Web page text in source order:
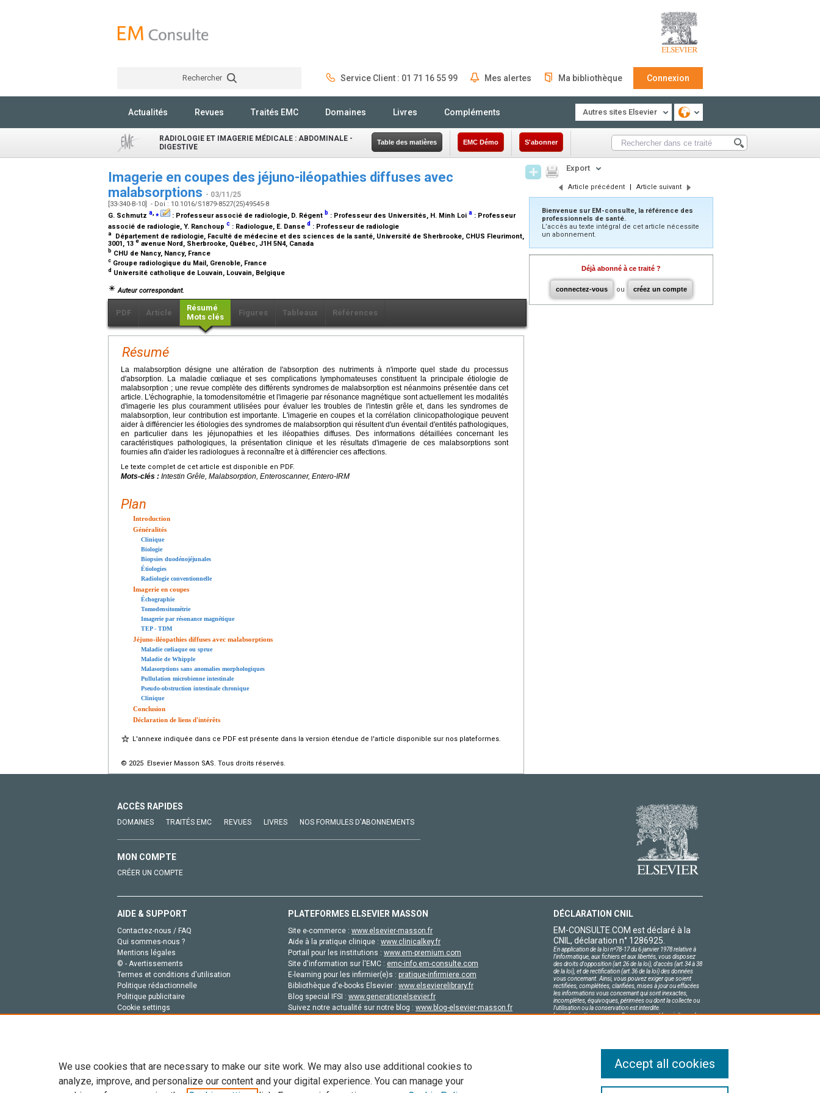
Rechercher Service Client : 01 71 16 55 99 Mes alertes Ma bibliothèque Connexion
Actualités Revues Traités EMC Domaines Livres Compléments Autres sites Elsevier
RADIOLOGIE ET IMAGERIE MÉDICALE : ABDOMINALE -
DIGESTIVE
Table des matières EMC Démo S'abonner
Imagerie en coupes des jéjuno-iléopathies diffuses avec
malabsorptions - 03/11/25
[33-340-B-10] - Doi : 10.1016/S1879-8527(25)49545-8
G. Schmutz a,⁎ : Professeur associé de radiologie, D. Régent b : Professeur des Universités, H. Minh Loi a : Professeur
associé de radiologie, Y. Ranchoup c : Radiologue, E. Danse d : Professeur de radiologie
a
Département de radiologie, Faculté de médecine et des sciences de la santé, Université de Sherbrooke, CHUS Fleurimont,
3001, 13 e avenue Nord, Sherbrooke, Québec, J1H 5N4, Canada
b CHU de Nancy, Nancy, France
c Groupe radiologique du Mail, Grenoble, France
d Université catholique de Louvain, Louvain, Belgique
Auteur correspondant.
PDF Article
Résumé
Mots clés
Figures Tableaux Références
Résumé
La malabsorption désigne une altération de l'absorption des nutriments à n'importe quel stade du processus
d'absorption. La maladie cœliaque et ses complications lymphomateuses constituent la principale étiologie de
malabsorption ; une revue complète des différents syndromes de malabsorption est néanmoins présentée dans cet
article. L'échographie, la tomodensitométrie et l'imagerie par résonance magnétique sont actuellement les modalités
d'imagerie les plus couramment utilisées pour évaluer les troubles de l'intestin grêle et, dans les syndromes de
malabsorption, leur contribution est importante. L'imagerie en coupes et la corrélation clinicopathologique peuvent
aider à différencier les étiologies des syndromes de malabsorption qui résultent d'un éventail d'entités pathologiques,
en particulier dans les jéjunopathies et les iléopathies diffuses. Des informations détaillées concernant les
caractéristiques pathologiques, la présentation clinique et les résultats d'imagerie de ces malabsorptions sont
fournies afin d'aider les radiologues à reconnaître et à différencier ces affections.
Le texte complet de cet article est disponible en PDF.
Mots-clés : Intestin Grêle, Malabsorption, Enteroscanner, Entero-IRM
Plan
Introduction
Généralités
Clinique
Biologie
Biopsies duodénojéjunales
Étiologies
Radiologie conventionnelle
Imagerie en coupes
Échographie
Tomodensitométrie
Imagerie par résonance magnétique
TEP - TDM
Jéjuno-iléopathies diffuses avec malabsorptions
Maladie cœliaque ou sprue
Maladie de Whipple
Malasorptions sans anomalies morphologiques
Pullulation microbienne intestinale
Pseudo-obstruction intestinale chronique
Clinique
Conclusion
Déclaration de liens d'intérêts
L'annexe indiquée dans ce PDF est présente dans la version étendue de l'article disponible sur nos plateformes.
© 2025 Elsevier Masson SAS. Tous droits réservés.
Export
Article précédent | Article suivant
Bienvenue sur EM-consulte, la référence des
professionnels de santé.
L’accès au texte intégral de cet article nécessite
un abonnement.
Déjà abonné à ce traité ?
connectez-vous ou créez un compte
ACCÈS RAPIDES
DOMAINES TRAITÉS EMC REVUES LIVRES NOS FORMULES D'ABONNEMENTS
MON COMPTE
CRÉER UN COMPTE
AIDE & SUPPORT
Contactez-nous / FAQ
Qui sommes-nous ?
Mentions légales
© - Avertissements
Termes et conditions d'utilisation
Politique rédactionnelle
Politique publicitaire
Cookie settings
PLATEFORMES ELSEVIER MASSON
Site e-commerce : www.elsevier-masson.fr
Aide à la pratique clinique : www.clinicalkey.fr
Portail pour les institutions : www.em-premium.com
Site d'information sur l'EMC : emc-info.em-consulte.com
E-learning pour les infirmier(e)s : pratique-infirmiere.com
Bibliothèque d'e-books Elsevier : www.elsevierelibrary.fr
Blog special IFSI : www.generationelsevier.fr
Suivez notre actualité sur notre blog : www.blog-elsevier-masson.fr
DÉCLARATION CNIL
EM-CONSULTE.COM est déclaré à la
CNIL, déclaration n° 1286925.
En application de la loi nº78-17 du 6 janvier 1978 relative à
l'informatique, aux fichiers et aux libertés, vous disposez
des droits d'opposition (art.26 de la loi), d'accès (art.34 à 38
de la loi), et de rectification (art.36 de la loi) des données
vous concernant. Ainsi, vous pouvez exiger que soient
rectifiées, complétées, clarifiées, mises à jour ou effacées
les informations vous concernant qui sont inexactes,
incomplètes, équivoques, périmées ou dont la collecte ou
l'utilisation ou la conservation est interdite.
Les informations personnelles concernant les visiteurs de
We use cookies that are necessary to make our site work. We may also use additional cookies to
analyze, improve, and personalize our content and your digital experience. You can manage your
Accept all cookies